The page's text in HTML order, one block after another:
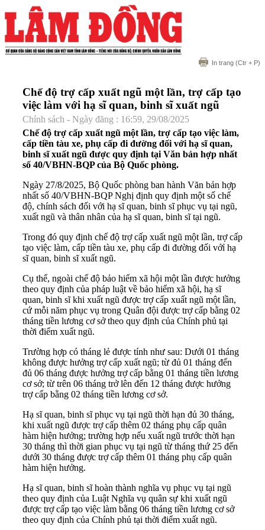
In trang (Ctr + P)
Chế độ trợ cấp xuất ngũ một lần, trợ cấp tạo
việc làm với hạ sĩ quan, binh sĩ xuất ngũ
Chính sách - Ngày đăng : 16:59, 29/08/2025
Chế độ trợ cấp xuất ngũ một lần, trợ cấp tạo việc làm,
cấp tiền tàu xe, phụ cấp đi đường đối với hạ sĩ quan,
binh sĩ xuất ngũ được quy định tại Văn bản hợp nhất
số 40/VBHN-BQP của Bộ Quốc phòng.
Ngày 27/8/2025, Bộ Quốc phòng ban hành Văn bản hợp
nhất số 40/VBHN-BQP Nghị định quy định một số chế
độ, chính sách đối với hạ sĩ quan, binh sĩ phục vụ tại ngũ,
xuất ngũ và thân nhân của hạ sĩ quan, binh sĩ tại ngũ.
Trong đó quy định chế độ trợ cấp xuất ngũ một lần, trợ cấp
tạo việc làm, cấp tiền tàu xe, phụ cấp đi đường đối vớỉ hạ
sĩ quan, binh sĩ xuất ngũ.
Cụ thể, ngoài chế độ bảo hiểm xã hội một lần được hưởng
theo quy định của pháp luật về bảo hiểm xã hội, hạ sĩ
quan, binh sĩ khi xuất ngũ được trợ cấp xuất ngũ một lần,
cứ mỗi năm phục vụ trong Quân đội được trợ cấp bằng 02
tháng tiền lương cơ sở theo quy định của Chính phủ tại
thời điểm xuất ngũ.
Trường hợp có tháng lẻ được tính như sau: Dưới 01 tháng
không được hưởng trợ cấp xuất ngũ; từ đủ 01 tháng đến
đủ 06 tháng được hưởng trợ cấp bằng 01 tháng tiền lương
cơ sở; từ trên 06 tháng trở lên đến 12 tháng được hưởng
trợ cấp bằng 02 tháng tiền lương cơ sở.
Hạ sĩ quan, binh sĩ phục vụ tại ngũ thời hạn đủ 30 tháng,
khi xuất ngũ được trợ cấp thêm 02 tháng phụ cấp quân
hàm hiện hưởng; trường hợp nếu xuất ngũ trước thời hạn
30 tháng thì thời gian phục vụ tại ngũ từ tháng thứ 25 đến
dưới 30 tháng được trợ cấp thêm 01 tháng phụ cấp quân
hàm hiện hưởng.
Hạ sĩ quan, binh sĩ hoàn thành nghĩa vụ phục vụ tại ngũ
theo quy định của Luật Nghĩa vụ quân sự khi xuất ngũ
được trợ cấp tạo việc làm bằng 06 tháng tiền lương cơ sở
theo quy định của Chính phủ tại thời điểm xuất ngũ.